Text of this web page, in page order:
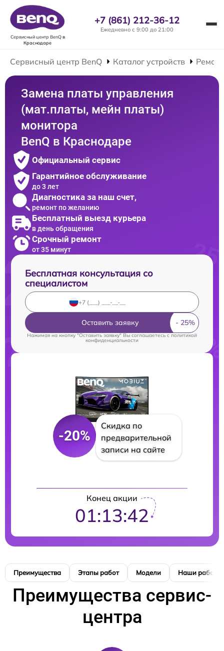
Сервисный центр BenQв
Краснодаре
+7 (861) 212-36-12
Ежедневно с 9:00 до 21:00
Сервисный центр BenQ Каталог устройств
Замена платы управления
(мат.платы, мейн платы)
монитора
BenQ в Краснодаре
Официальный сервис
Гарантийное обслуживание
до 3 лет
Диагностика за наш счет,
ремонт по желанию
Бесплатный выезд курьера
в день обращения
Срочный ремонт
от 35 минут
Бесплатная консультация со
специалистом
Оставить заявку
Нажимая на кнопку "Оставить заявку" Вы соглашаетесь cполитикой
конфиденциальности
-20%
Скидка по
предварительной
записи на сайте
Конец акции
01:13:42
Преимущества Этапы работ Модели Наши работы
Преимущества сервис-
центра